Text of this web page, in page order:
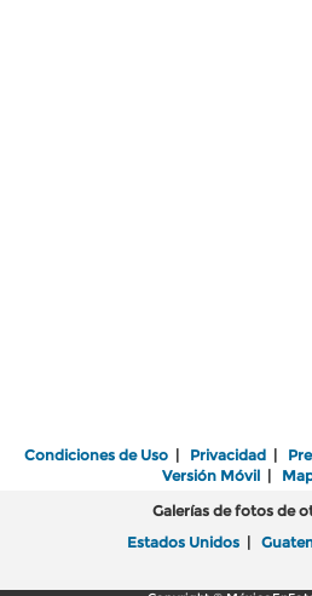
Condiciones de Uso | Privacidad |
Versión Móvil|
Galerías de fotos de
Estados Unidos |